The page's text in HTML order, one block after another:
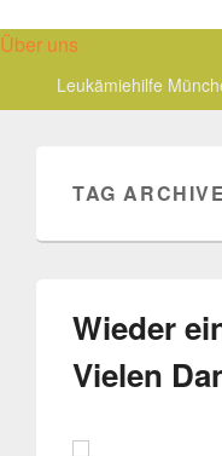
Über uns
Leukämiehilfe
TAG
Wieder
Vielen